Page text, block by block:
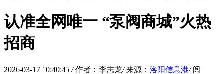
认准全网唯一 “泵阀商城”火热
招商
2026-03-17 10:40:45 / 作者：李志龙/ 来源： 洛阳信息港/ 阅